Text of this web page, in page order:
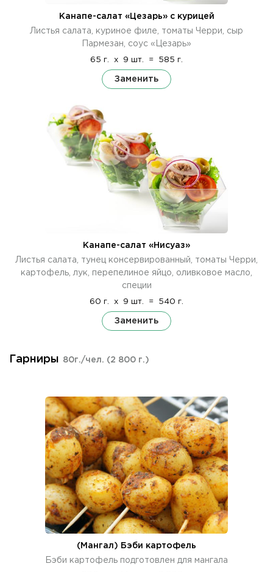
Канапе-салат «Цезарь» с курицей
Листья салата, куриное филе, томаты Черри, сыр
Пармезан, соус «Цезарь»
65 г. x 9 шт. = 585 г.
Заменить
Канапе-салат «Нисуаз»
Листья салата, тунец консервированный, томаты Черри,
картофель, лук, перепелиное яйцо, оливковое масло,
специи
60 г. x 9 шт. = 540 г.
Заменить
Гарниры 80г./чел. (2 800 г.)
(Мангал) Бэби картофель
Бэби картофель подготовлен для мангала